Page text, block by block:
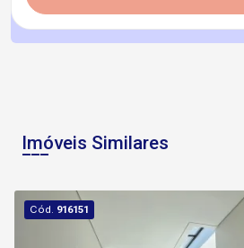
Imóveis Similares
Cód. 916151